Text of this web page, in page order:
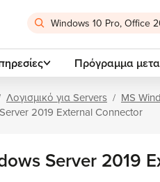
Πρόγραμμα
Λογισμικό για Servers MS
2019 External Connector
Server 2019